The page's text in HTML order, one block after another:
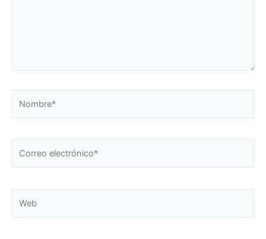
electrónico*